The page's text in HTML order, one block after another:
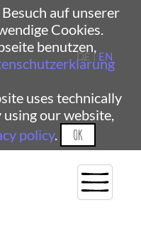
auf unserer
Cookies.
benutzen,
uses technically
our website,
policy. OK
DE | EN